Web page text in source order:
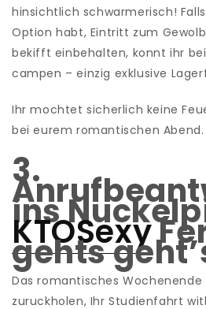
hinsichtlich schwarmerisch!
Option habt, Eintritt zum
bekifft einbehalten, konnt ihr
campen – einzig exklusive
Ihr mochtet sicherlich keine
bei eurem romantischen Abend.
3.
ins
KTOSexy
gehts
Das romantisches Wochenende
zuruckholen, Ihr Studienfahrt